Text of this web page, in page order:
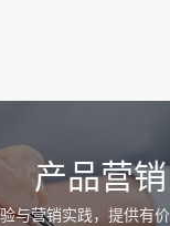
产品营销
与营销实践，提供有